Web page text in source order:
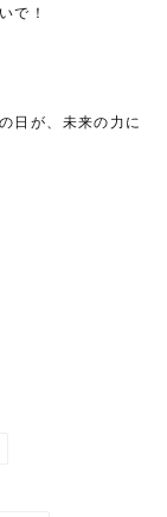
で！
日が、未来の力に